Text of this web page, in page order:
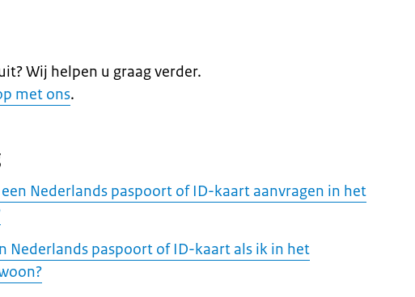
Wij helpen u graag verder.
met ons.
Nederlands paspoort of ID-kaart aanvragen in het
Nederlands paspoort of ID-kaart als ik in het